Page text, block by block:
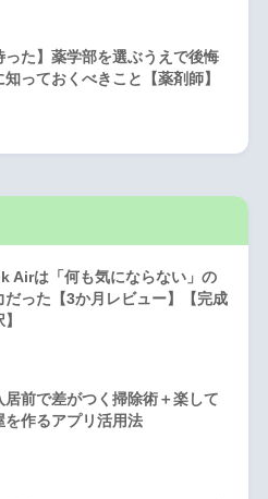
った】薬学部を選ぶうえで後悔
知っておくべきこと【薬剤師】
Airは「何も気にならない」の
だった【3か月レビュー】【完成
居前で差がつく掃除術＋楽して
を作るアプリ活用法